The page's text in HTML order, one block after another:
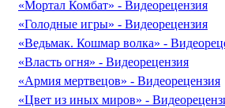
«Мортал Комбат» - Видеорецензия
«Голодные игры» - Видеорецензия
«Ведьмак. Кошмар волка» -
«Власть огня» - Видеорецензия
«Армия мертвецов» - Видеорецензия
«Цвет из иных миров» -